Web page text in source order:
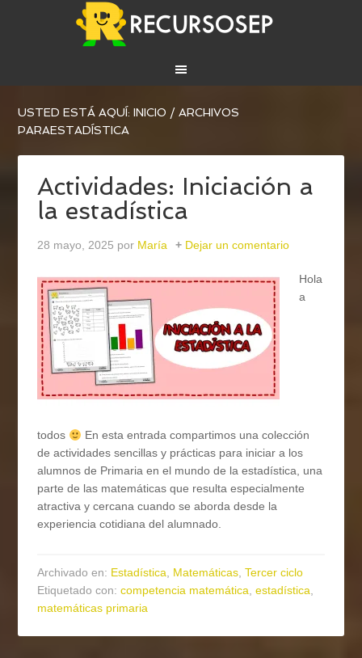
USTED ESTÁ AQUÍ:INICIO / ARCHIVOS
PARAESTADÍSTICA
Actividades: Iniciación a
la estadística
28 mayo, 2025 por María Dejar un comentario
Hola
a
todos
En esta entrada compartimos una colección
de actividades sencillas y prácticas para iniciar a los
alumnos de Primaria en el mundo de la estadística, una
parte de las matemáticas que resulta especialmente
atractiva y cercana cuando se aborda desde la
experiencia cotidiana del alumnado.
Archivado en: Estadística, Matemáticas,Tercer ciclo
Etiquetado con:competencia matemática,estadística,
matemáticas primaria